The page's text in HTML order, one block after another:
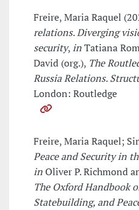
Freire, Maria Raquel
relations. Diverging
security,inTatiana
David (org.), The
Russia Relations.
London: Routledge
Freire, Maria Raquel;
Peace and Security in
inOliver P. Richmond
The Oxford Handbook
Statebuilding, and